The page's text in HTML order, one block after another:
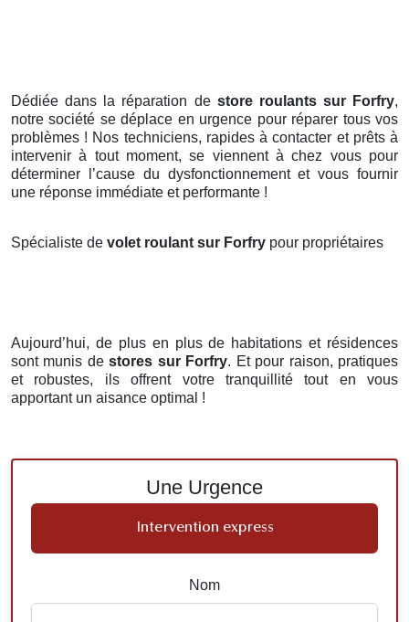
Dédiée dans la réparation de store roulants sur Forfry,
notre société se déplace en urgence pour réparer tous vos
problèmes ! Nos techniciens, rapides à contacter et prêts à
intervenir à tout moment, se viennent à chez vous pour
déterminer l’cause du dysfonctionnement et vous fournir
une réponse immédiate et performante !
Spécialiste de volet roulant sur Forfry pour propriétaires
Aujourd’hui, de plus en plus de habitations et résidences
sont munis destores sur Forfry. Et pour raison, pratiques
et robustes, ils offrent votre tranquillité tout en vous
apportant un aisance optimal !
Une Urgence
Intervention express
Nom